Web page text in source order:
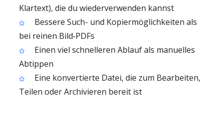
Klartext), die du wiederverwenden kannst
Bessere Such- und Kopiermöglichkeiten als
bei reinen Bild‑PDFs
Einen viel schnelleren Ablauf als manuelles
Abtippen
Eine konvertierte Datei, die zum Bearbeiten,
Teilen oder Archivieren bereit ist